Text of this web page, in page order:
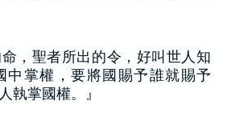
，聖者所出的令，好叫世人知
中掌權，要將國賜予誰就賜予
執掌國權。』